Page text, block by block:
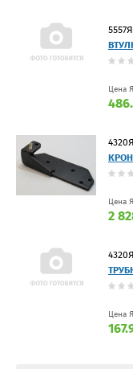
Цена
Цена
2
Цена